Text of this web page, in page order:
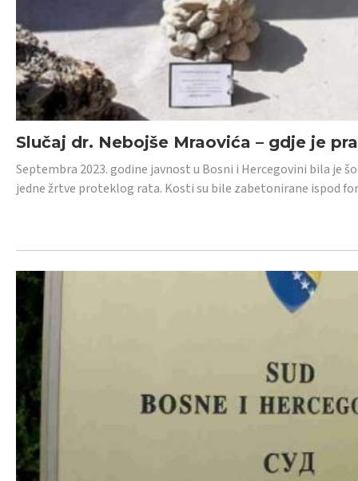
Slučaj dr. Nebojše Mraovića – gdje je
Septembra 2023. godine javnost u Bosni i Hercegovini bila je
jedne žrtve proteklog rata. Kosti su bile zabetonirane ispod